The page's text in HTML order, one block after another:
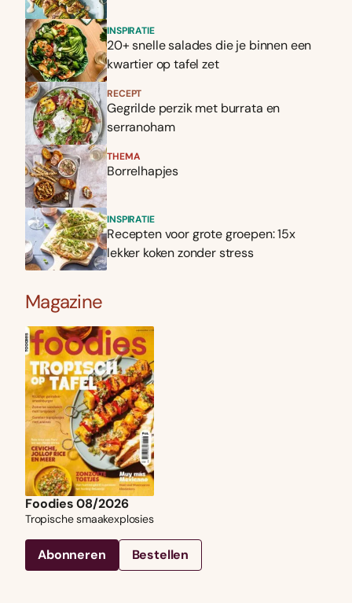
INSPIRATIE
20+ snelle salades die je binnen een
kwartier op tafel zet
RECEPT
Gegrilde perzik met burrata en
serranoham
THEMA
Borrelhapjes
INSPIRATIE
Recepten voor grote groepen: 15x
lekker koken zonder stress
Magazine
Foodies 08/2026
Tropische smaakexplosies
Abonneren Bestellen